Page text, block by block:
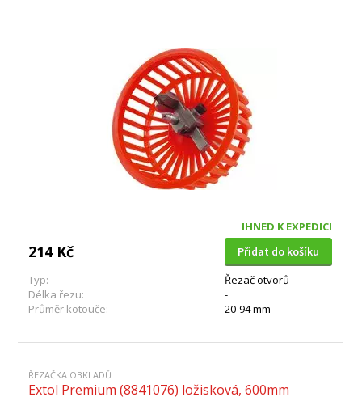
IHNED K EXPEDICI
214 Kč
Přidat do košíku
Typ:
Řezač otvorů
Délka řezu:
-
Průměr kotouče:
20-94 mm
ŘEZAČKA OBKLADŮ
Extol Premium (8841076) ložisková, 600mm